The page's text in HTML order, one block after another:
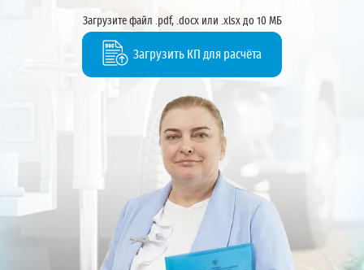
Загрузите файл .pdf, .docx или .xlsx до 10 МБ
Загрузить КП для расчёта